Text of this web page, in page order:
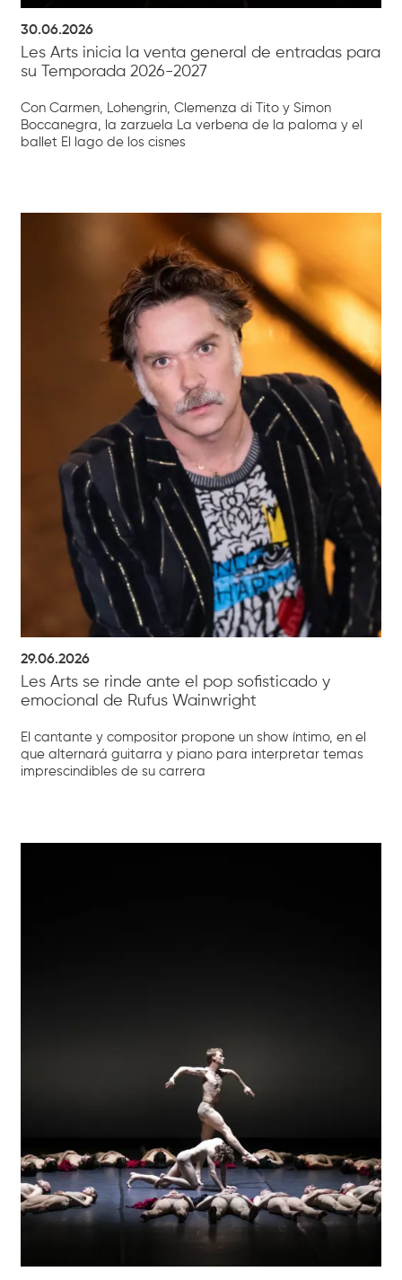
30.06.2026
Les Arts inicia la venta general de entradas para
su Temporada 2026-2027
Con Carmen, Lohengrin, Clemenza di Tito y Simon
Boccanegra, la zarzuela La verbena de la paloma y el
ballet El lago de los cisnes
29.06.2026
Les Arts se rinde ante el pop sofisticado y
emocional de Rufus Wainwright
El cantante y compositor propone un show íntimo, en el
que alternará guitarra y piano para interpretar temas
imprescindibles de su carrera